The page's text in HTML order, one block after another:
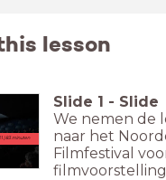
lesson
| 83 minuten
Slide 1 - Slide
We nemen de
naar het
Filmfestival